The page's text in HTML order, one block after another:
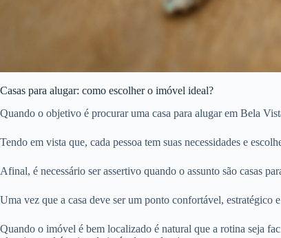
Casas para alugar: como escolher o imóvel ideal?
Quando o objetivo é procurar uma casa para alugar em Bela
Tendo em vista que, cada pessoa tem suas necessidades e
Afinal, é necessário ser assertivo quando o assunto são casas
Uma vez que a casa deve ser um ponto confortável,
Quando o imóvel é bem localizado é natural que a rotina seja